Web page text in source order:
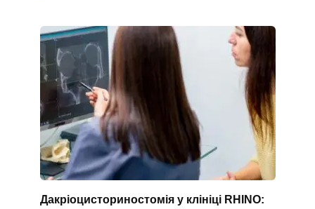
Дакріоцисториностомія у клініці RHINO: